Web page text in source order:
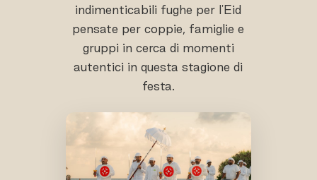
indimenticabili fughe per l'Eid
pensate per coppie, famiglie e
gruppi in cerca di momenti
autentici in questa stagione di
festa.